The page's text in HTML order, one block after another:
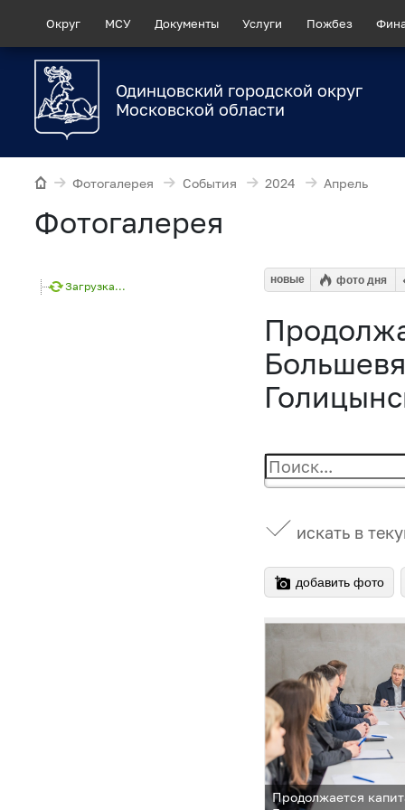
Округ МСУ Документы Услуги Пожбез
Одинцовский городской округ
Московской области
Фотогалерея События 2024 Апрель
Фотогалерея
Загрузка...
новые фото дня
искать в
добавить фото
Продолжается